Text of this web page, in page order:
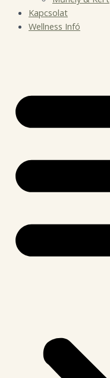
Kapcsolat
Wellness Infó